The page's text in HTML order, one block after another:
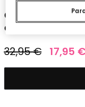
Chemise en lin
à manches
32,95 € 17,95